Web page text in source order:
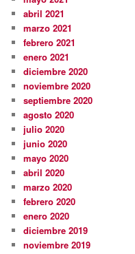
abril 2021
marzo 2021
febrero 2021
enero 2021
diciembre 2020
noviembre 2020
septiembre 2020
agosto 2020
julio 2020
junio 2020
mayo 2020
abril 2020
marzo 2020
febrero 2020
enero 2020
diciembre 2019
noviembre 2019